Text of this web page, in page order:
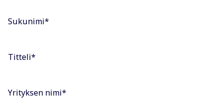
Sukunimi*
Titteli*
Yrityksen nimi*